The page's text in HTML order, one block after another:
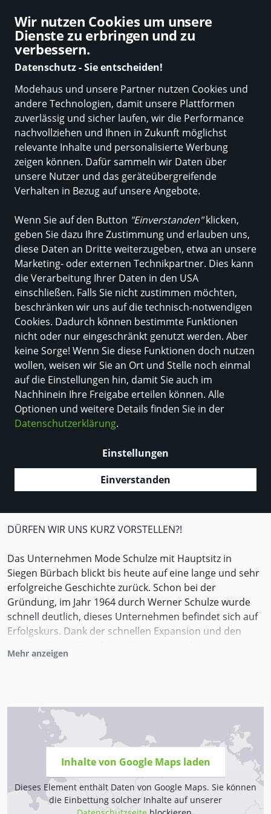
Wir nutzen Cookies um unsere
Dienste zu erbringen und zu
verbessern.
Datenschutz - Sie entscheiden!
Modehaus und unsere Partner nutzen Cookies und
andere Technologien, damit unsere Plattformen
zuverlässig und sicher laufen, wir die Performance
nachvollziehen und Ihnen in Zukunft möglichst
relevante Inhalte und personalisierte Werbung
zeigen können. Dafür sammeln wir Daten über
unsere Nutzer und das geräteübergreifende
Verhalten in Bezug auf unsere Angebote.
Wenn Sie auf den Button "Einverstanden"klicken,
geben Sie dazu Ihre Zustimmung und erlauben uns,
diese Daten an Dritte weiterzugeben, etwa an unsere
Marketing- oder externen Technikpartner. Dies kann
die Verarbeitung Ihrer Daten in den USA
einschließen. Falls Sie nicht zustimmen möchten,
beschränken wir uns auf die technisch-notwendigen
Cookies. Dadurch können bestimmte Funktionen
nicht oder nur eingeschränkt genutzt werden. Aber
keine Sorge! Wenn Sie diese Funktionen doch nutzen
wollen, weisen wir Sie an Ort und Stelle noch einmal
auf die Einstellungen hin, damit Sie auch im
Nachhinein Ihre Freigabe erteilen können. Alle
Optionen und weitere Details finden Sie in der
Datenschutzerklärung.
Einstellungen
Einverstanden
Neuheiten Marken Damen Herren Trend-Tipp Kinder
Modehaus
Mode Schulze Sankt
Augustin
in Sankt Augustin
Entdecken Produkte
„Kümmere dich nicht darum, ob es das
Beste für das Unternehmen ist, sondern
sorge dich darum, dass es das Beste für
DÜRFEN WIR UNS KURZ VORSTELLEN?!
Das Unternehmen Mode Schulze mit Hauptsitz in
Siegen Bürbach blickt bis heute auf eine lange und sehr
erfolgreiche Geschichte zurück. Schon bei der
Gründung, im Jahr 1964 durch Werner Schulze wurde
schnell deutlich, dieses Unternehmen befindet sich auf
Erfolgskurs. Dank der schnellen Expansion und den
Unternehmen insbesondere im Raum des Siegerlands
nicht zuletzt auch vor allem daran, dass Mode Schulze
schon von Anfang an, stets den Kunden in den
Mittelpunkt seines Denkens und Handelns stellt. Somit
arbeiten die Mitarbeiter bis heute sehr erfolgreich nach
der Maxime von Unternehmensgründer Werner
Schulze: „Kümmere dich nicht darum, ob es das Beste
für das Unternehmen ist, sondern sorge dich darum,
dass es das Beste für den Kunden ist!“
Mehr anzeigen
Inhalte von Google Maps laden
Dieses Element enthält Daten von Google Maps. Sie können
die Einbettung solcher Inhalte auf unserer